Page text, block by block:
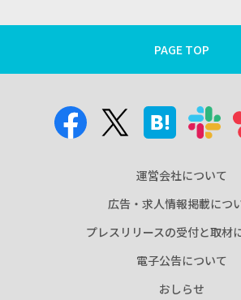
PAGE TOP
運営会社について
広告・求人情報掲載につ
プレスリリースの受付と取材
電子公告について
おしらせ